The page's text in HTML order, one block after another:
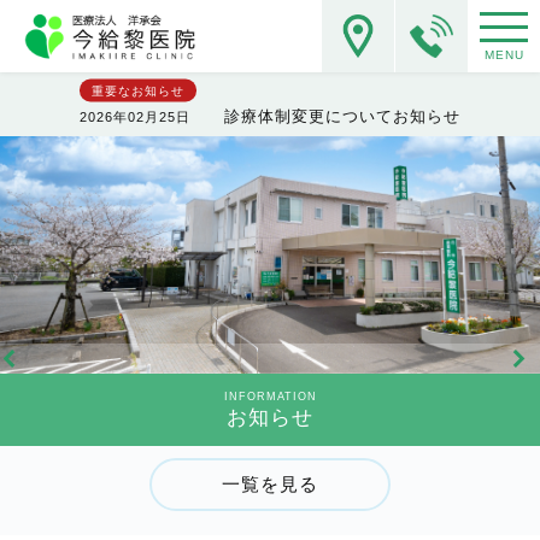
重要なお知らせ
2026年02月25日 診療体制変更についてお知らせ
MENU
INFORMATION
お知らせ
一覧を見る